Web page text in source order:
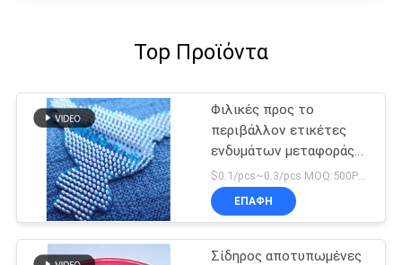
Top Προϊόντα
Φιλικές προς το
περιβάλλον ετικέτες
ενδυμάτων μεταφοράς
θερμότητας σημείων
σιλικόνης
ΕΠΑΦΉ
Σίδηρος αποτυπωμένες